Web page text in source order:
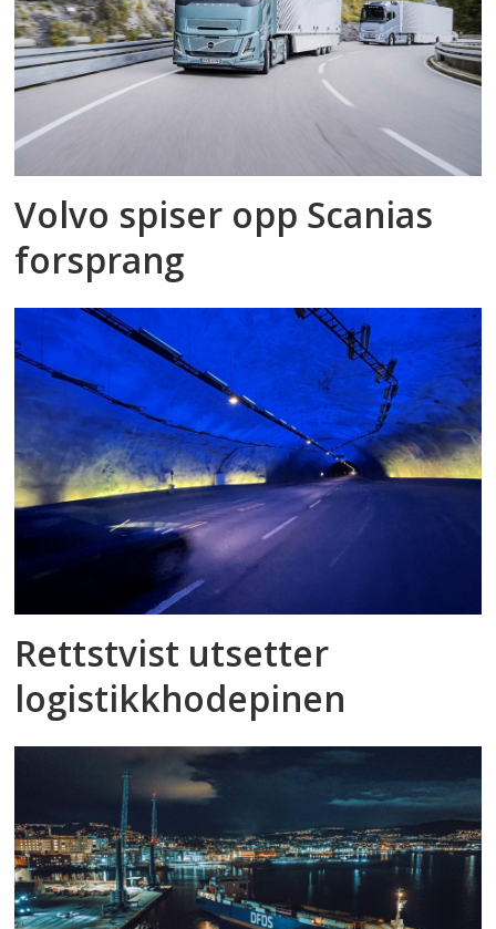
Volvo spiser opp Scanias
forsprang
Rettstvist utsetter
logistikkhodepinen